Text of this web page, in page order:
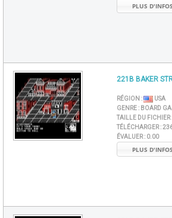
PLUS D'INFOS
221B BAKER
RÉGION :
USA
GENRE : BOARD
TAILLE DU FICHIER
TÉLÉCHARGER :
ÉVALUER : 0.00
PLUS D'INFOS